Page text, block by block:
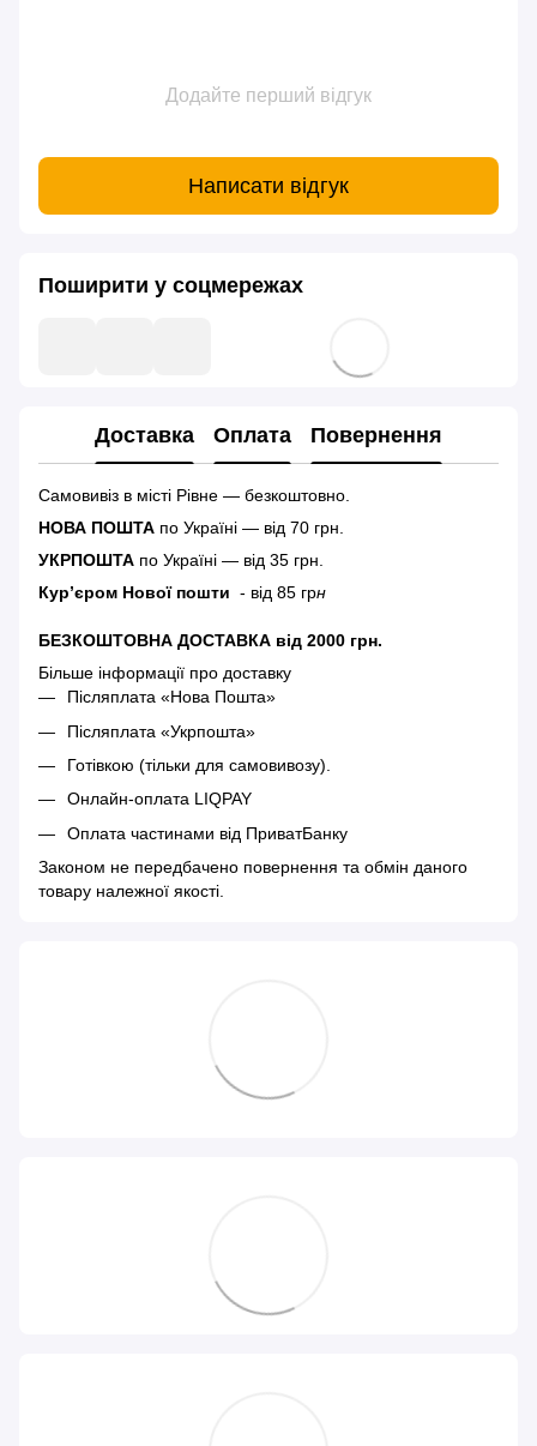
Додайте перший відгук
Написати відгук
Поширити у соцмережах
Доставка Оплата Повернення
Самовивіз в місті Рівне — безкоштовно.
НОВА ПОШТА по Україні — від 70 грн.
УКРПОШТА по Україні — від 35 грн.
Кур’єром Нової пошти - від 85 грн
БЕЗКОШТОВНА ДОСТАВКА від 2000 грн.
Більше інформації про доставку
Післяплата «Нова Пошта»
Післяплата «Укрпошта»
Готівкою (тільки для самовивозу).
Онлайн-оплата LIQPAY
Оплата частинами від ПриватБанку
Законом не передбачено повернення та обмін даного
товару належної якості.